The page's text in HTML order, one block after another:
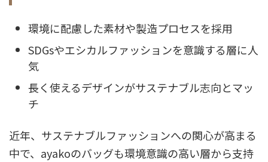
環境に配慮した素材や製造プロセスを採用
SDGsやエシカルファッションを意識する層に人
気
長く使えるデザインがサステナブル志向とマッ
チ
近年、サステナブルファッションへの関心が高まる
中で、ayakoのバッグも環境意識の高い層から支持